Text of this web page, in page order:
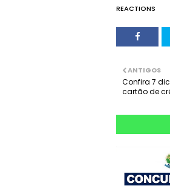
REACTIONS
ANTIGOS
Confira 7
cartão de